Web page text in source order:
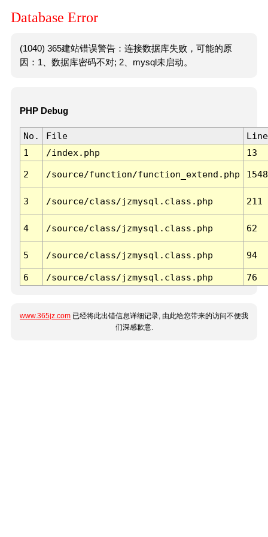
Database Error
(1040) 365建站错误警告：连接数据库失败，可能的原
因：1、数据库密码不对; 2、mysql未启动。
PHP Debug
No. File
Line
1
/index.php 13
2 /source/function/function_extend.php 1548
3 /source/class/jzmysql.class.php 211
4 /source/class/jzmysql.class.php 62
5 /source/class/jzmysql.class.php 94
6 /source/class/jzmysql.class.php 76
www.365jz.com 已经将此出错信息详细记录, 由此给您带来的访问不便我
们深感歉意.